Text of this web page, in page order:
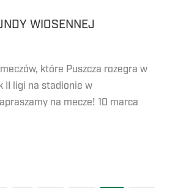
WIOSENNEJ
które Puszcza rozegra w
II ligi na stadionie w
na mecze! 10 marca